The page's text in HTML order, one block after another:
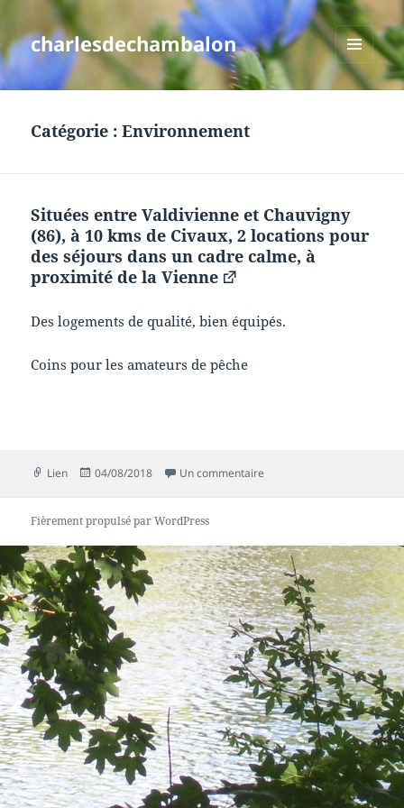
charlesdechambalon
MENU
ET
Catégorie :Environnement
Situées entre Valdivienne et Chauvigny
(86), à 10 kms de Civaux, 2 locations pour
des séjours dans un cadre calme, à
proximité de la Vienne
Des logements de qualité, bien équipés.
Coins pour les amateurs de pêche
Format
Lien
Publié
04/08/2018 Un commentaire
Fièrement propulsé par WordPress